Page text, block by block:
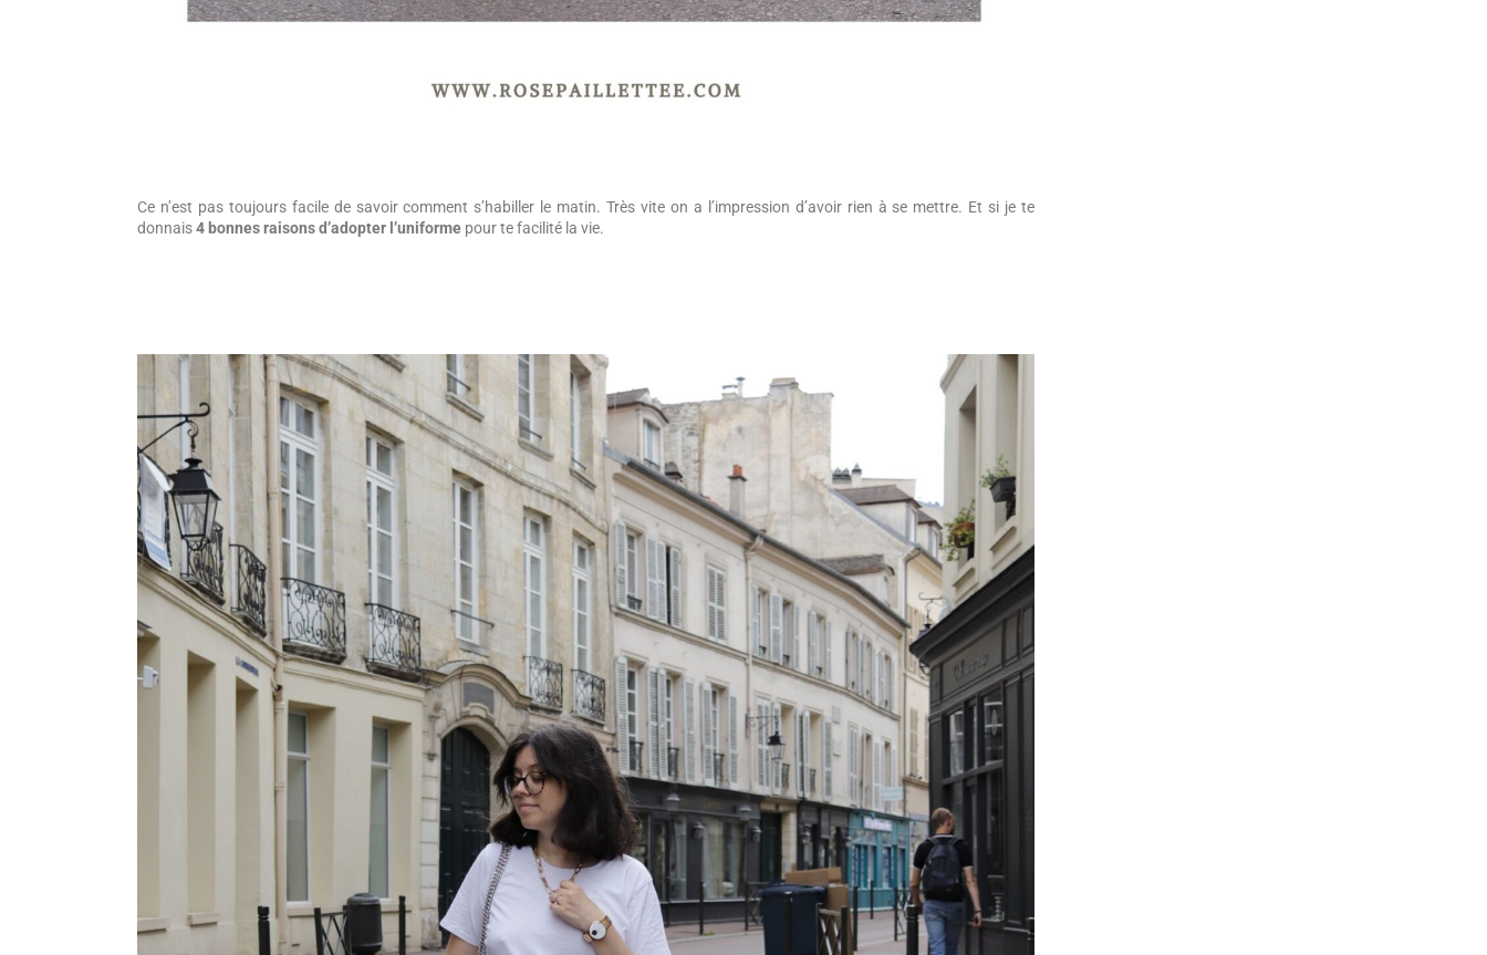
Ce n’est pas toujours facile de savoir comment s’habiller le matin. Très vite on a l’impression d’avoir rien à se mettre. Et si je te
donnais4 bonnes raisons d’adopter l’uniforme pour te facilité la vie.